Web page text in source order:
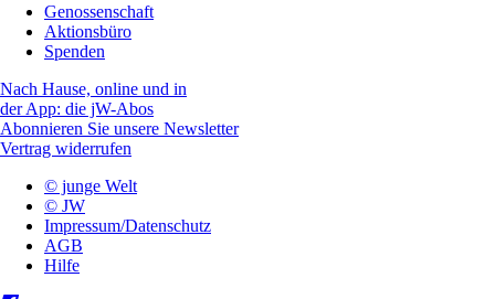
Genossenschaft
Aktionsbüro
Spenden
Nach Hause, online und in
der App: die jW-Abos
Abonnieren Sie unsere Newsletter
Vertrag widerrufen
© junge Welt
© JW
Impressum/Datenschutz
AGB
Hilfe